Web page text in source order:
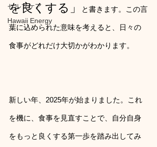
セルフケア
Hawaii Energy
を良くする」
と書きます。この言
葉に込められた意味を考えると、日々の
食事がどれだけ大切かがわかります。
新しい年、2025年が始まりました。これ
を機に、食事を見直すことで、自分自身
をもっと良くする第一歩を踏み出してみ